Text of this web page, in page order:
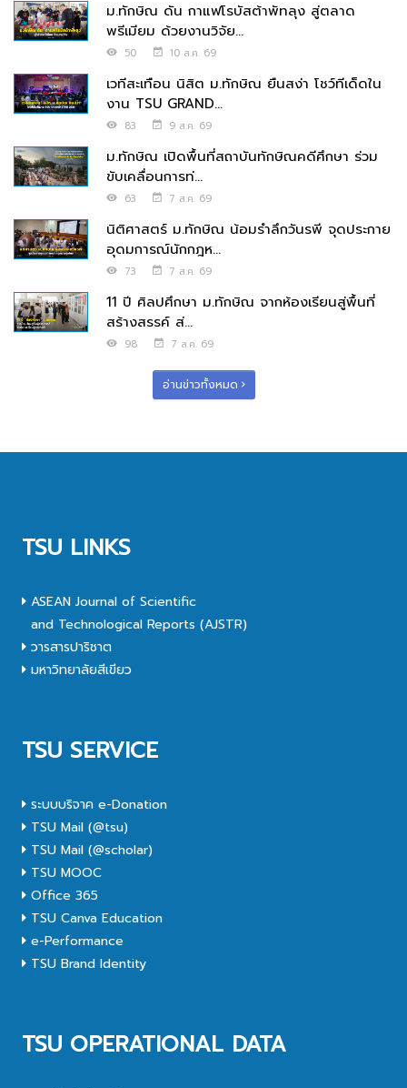
ม.ทักษิณ ดัน กาแฟโรบัสต้าพัทลุง สู่ตลาด
พรีเมียม ด้วยงานวิจัย...
50 10 ส.ค. 69
เวทีสะเทือน นิสิต ม.ทักษิณ ยืนสง่า โชว์ทีเด็ดใน
งาน TSU GRAND...
83 9 ส.ค. 69
ม.ทักษิณ เปิดพื้นที่สถาบันทักษิณคดีศึกษา ร่วม
ขับเคลื่อนการท่...
63 7 ส.ค. 69
นิติศาสตร์ ม.ทักษิณ น้อมรำลึกวันรพี จุดประกาย
อุดมการณ์นักกฎห...
73 7 ส.ค. 69
11 ปี ศิลปศึกษา ม.ทักษิณ จากห้องเรียนสู่พื้นที่
สร้างสรรค์ ส่...
98 7 ส.ค. 69
อ่านข่าวทั้งหมด
TSU LINKS
ASEAN Journal of Scientific
and Technological Reports (AJSTR)
วารสารปาริชาต
มหาวิทยาลัยสีเขียว
TSU SERVICE
ระบบบริจาค e-Donation
TSU Mail (@tsu)
TSU Mail (@scholar)
TSU MOOC
Office 365
TSU Canva Education
e-Performance
TSU Brand Identity
TSU OPERATIONAL DATA